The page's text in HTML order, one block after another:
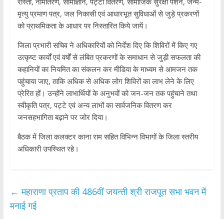
मृत्यु प्रमाण पत्र, जल निकासी एवं आधारभूत सुविधाओं से जुड़े प्रकरणों
को प्राथमिकता के आधार पर निस्तारित किये जायें।
जिला प्रभारी सचिव ने अधिकारियों को निर्देश दिए कि शिविरों में किए गए
उत्कृष्ट कार्यों एवं वर्षों से लंबित प्रकरणों के समाधान से जुड़ी सफलता की
कहानियों का नियमित का संकलन कर मीडिया के माध्यम से आमजन तक
पहुंचाया जाए, ताकि अधिक से अधिक लोग शिविरों का लाभ लेने के लिए
प्रेरित हों। उन्होंने लाभार्थियों के अनुभवों को जन-जन तक पहुंचाने तथा
स्वीकृति पत्र, पट्टे एवं अन्य लाभों का सार्वजनिक वितरण कर
जनसहभागिता बढ़ाने पर जोर दिया।
बैठक में जिला कलक्टर काना राम सहित विभिन्न विभागों के जिला स्तरीय
अधिकारी उपस्थित रहे।
← महाराणा प्रताप की 486वीं जयन्ती श्री राजपूत सभा भवन में
मनाई गई